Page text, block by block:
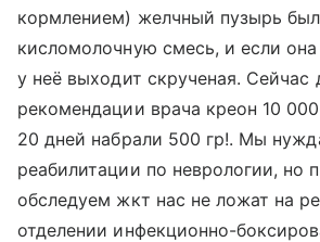
кормлением) желчный пузырь
кисломолочную смесь, и если она
у неё выходит скрученая. Сейчас
рекомендации врача креон 10
20 дней набрали 500 гр!. Мы
реабилитации по неврологии, но
обследуем жкт нас не ложат на
отделении инфекционно-